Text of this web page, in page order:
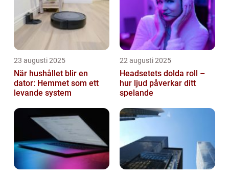
23 augusti 2025
När hushållet blir en
dator: Hemmet som ett
levande system
22 augusti 2025
Headsetets dolda roll –
hur ljud påverkar ditt
spelande